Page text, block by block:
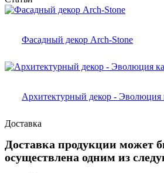
Фасадный декор Arch-Stone
Архитектурный декор - Эволюция
Доставка
Доставка продукции может
осуществлена одним из